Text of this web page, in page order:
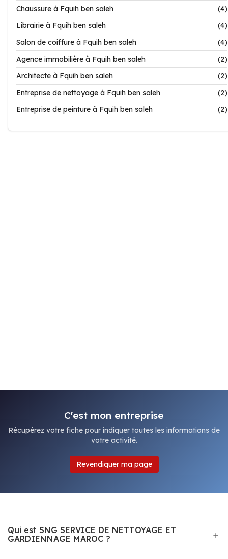
Chaussure à Fquih ben saleh
(4)
Librairie à Fquih ben saleh
(4)
Salon de coiffure à Fquih ben saleh
(4)
Agence immobilière à Fquih ben saleh
(2)
Architecte à Fquih ben saleh
(2)
Entreprise de nettoyage à Fquih ben saleh
(2)
Entreprise de peinture à Fquih ben saleh
(2)
C'est mon entreprise
Récupérez votre fiche pour indiquer toutes les informations de
votre activité.
Revendiquer ma page
Qui est SNG SERVICE DE NETTOYAGE ET
GARDIENNAGE MAROC ?